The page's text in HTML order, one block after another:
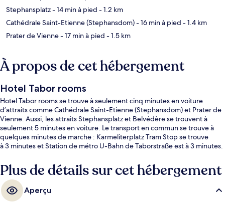
Stephansplatz- 14 min à pied - 1.2 km
Cathédrale Saint-Etienne (Stephansdom)- 16 min à pied - 1.4 km
Prater de Vienne- 17 min à pied - 1.5 km
À propos de cet hébergement
Hotel Tabor rooms
Hotel Tabor rooms se trouve à seulement cinq minutes en voiture
d’attraits comme Cathédrale Saint-Etienne (Stephansdom) et Prater de
Vienne. Aussi, les attraits Stephansplatz et Belvédère se trouvent à
seulement 5 minutes en voiture. Le transport en commun se trouve à
quelques minutes de marche : Karmeliterplatz Tram Stop se trouve
à 3 minutes et Station de métro U-Bahn de Taborstraße est à 3 minutes.
Plus de détails sur cet hébergement
Aperçu